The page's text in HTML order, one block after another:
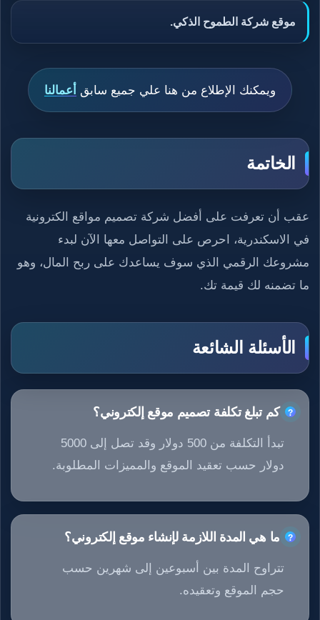
موقع شركة الطموح الذكي.
ويمكنك الإطلاع من هنا علي جميع سابق أعمالنا
الخاتمة
عقب أن تعرفت على أفضل شركة تصميم مواقع الكترونية
في الاسكندرية​، احرص على التواصل معها الآن لبدء
مشروعك الرقمي الذي سوف يساعدك على ربح المال، وهو
ما تضمنه لك قيمة تك.
الأسئلة الشائعة
كم تبلغ تكلفة تصميم موقع إلكتروني؟
تبدأ التكلفة من 500 دولار وقد تصل إلى 5000
دولار حسب تعقيد الموقع والمميزات المطلوبة.
ما هي المدة اللازمة لإنشاء موقع إلكتروني؟
تتراوح المدة بين أسبوعين إلى شهرين حسب
حجم الموقع وتعقيده.